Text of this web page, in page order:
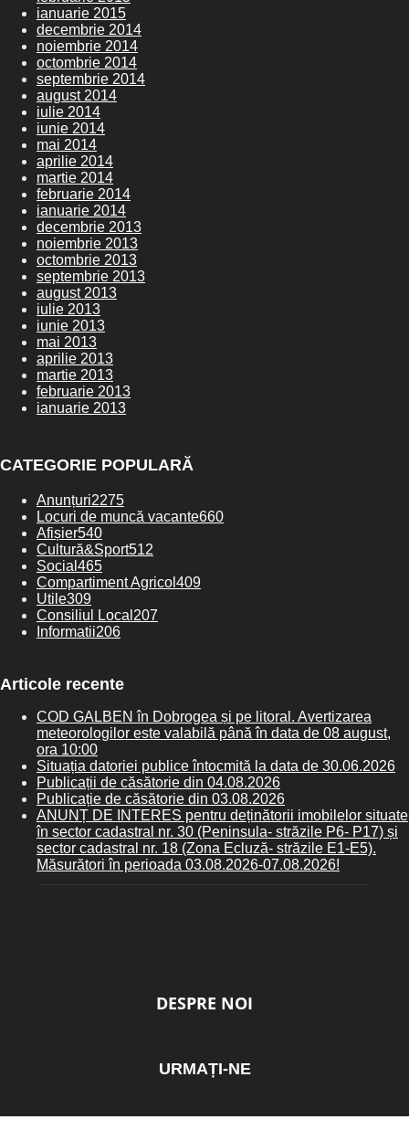
ianuarie 2015
decembrie 2014
noiembrie 2014
octombrie 2014
septembrie 2014
august 2014
iulie 2014
iunie 2014
mai 2014
aprilie 2014
martie 2014
februarie 2014
ianuarie 2014
decembrie 2013
noiembrie 2013
octombrie 2013
septembrie 2013
august 2013
iulie 2013
iunie 2013
mai 2013
aprilie 2013
martie 2013
februarie 2013
ianuarie 2013
CATEGORIE POPULARĂ
Anunțuri2275
Locuri de muncă vacante660
Afișier540
Cultură&Sport512
Social 465
Compartiment Agricol 409
Utile309
Consiliul Local 207
Informatii206
Articole recente
COD GALBEN în Dobrogea și pe litoral. Avertizarea
meteorologilor este valabilă până în data de 08 august,
ora 10:00
Situația datoriei publice întocmită la data de 30.06.2026
Publicații de căsătorie din 04.08.2026
Publicație de căsătorie din 03.08.2026
ANUNȚ DE INTERES pentru deținătorii imobilelor situate
în sector cadastral nr. 30 (Peninsula- străzile P6- P17) și
sector cadastral nr. 18 (Zona Ecluză- străzile E1-E5).
Măsurători în perioada 03.08.2026-07.08.2026!
DESPRE NOI
URMAȚI-NE